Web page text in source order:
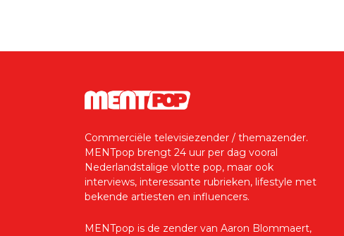
Commerciële televisiezender / themazender.
MENTpop brengt 24 uur per dag vooral
Nederlandstalige vlotte pop, maar ook
interviews, interessante rubrieken, lifestyle met
bekende artiesten en influencers.
MENTpop is de zender van Aaron Blommaert,